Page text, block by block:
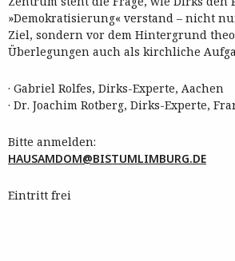
»Demokratisierung« verstand – nicht
Ziel, sondern vor dem Hintergrund
Überlegungen auch als kirchliche
· Gabriel Rolfes, Dirks-Experte, Aachen
· Dr. Joachim Rotberg, Dirks-Experte,
Bitte anmelden:
HAUSAMDOM@BISTUMLIMBURG.DE
Eintritt frei